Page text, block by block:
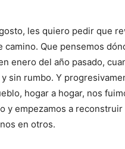
les quiero pedir que
camino. Que pensemos
enero del año pasado,
sin rumbo. Y
hogar a hogar, nos
y empezamos a reconstruir
en otros.